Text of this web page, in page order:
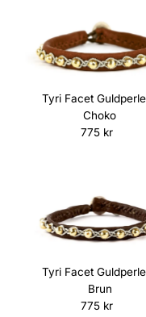
Tyri Facet
Choko
775 kr
Tyri Facet
Brun
775 kr